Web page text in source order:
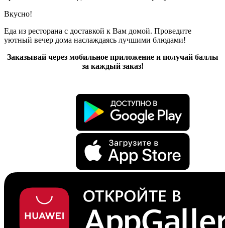
Вкусно!
Еда из ресторана с доставкой к Вам домой. Проведите
уютный вечер дома наслаждаясь лучшими блюдами!
Заказывай через мобильное приложение и получай баллы
за каждый заказ!